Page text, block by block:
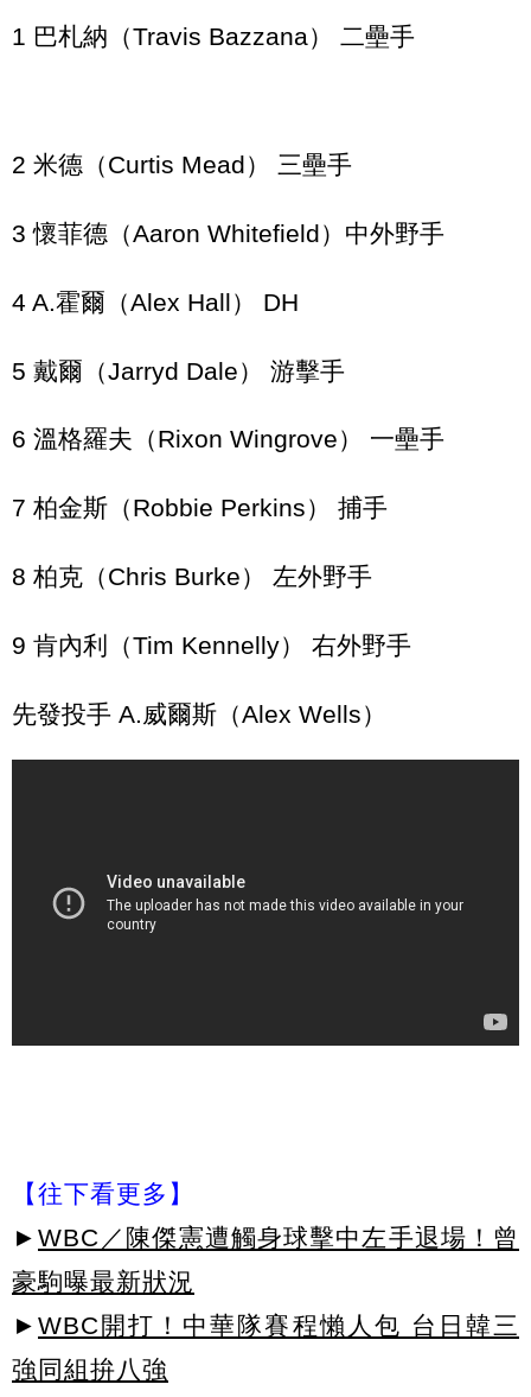
1 巴札納（Travis Bazzana） 二壘手
2 米德（Curtis Mead） 三壘手
3 懷菲德（Aaron Whitefield）中外野手
4 A.霍爾（Alex Hall） DH
5 戴爾（Jarryd Dale） 游擊手
6 溫格羅夫（Rixon Wingrove） 一壘手
7 柏金斯（Robbie Perkins） 捕手
8 柏克（Chris Burke） 左外野手
9 肯內利（Tim Kennelly） 右外野手
先發投手 A.威爾斯（Alex Wells）
【往下看更多】
► WBC／陳傑憲遭觸身球擊中左手退場！曾
豪駒曝最新狀況
► WBC開打！中華隊賽程懶人包 台日韓三
強同組拚八強